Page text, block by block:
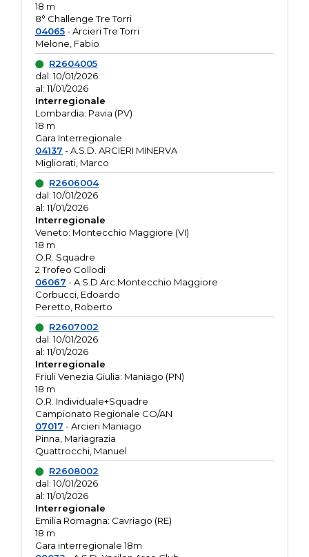
18 m
8° Challenge Tre Torri
04065- Arcieri Tre Torri
Melone, Fabio
R2604005
dal: 10/01/2026
al: 11/01/2026
Interregionale
Lombardia: Pavia (PV)
18 m
Gara Interregionale
04137 - A.S.D. ARCIERI MINERVA
Migliorati, Marco
R2606004
dal: 10/01/2026
al: 11/01/2026
Interregionale
Veneto: Montecchio Maggiore (VI)
18 m
O.R. Squadre
2 Trofeo Collodi
06067 - A.S.D.Arc.Montecchio Maggiore
Corbucci, Edoardo
Peretto, Roberto
R2607002
dal: 10/01/2026
al: 11/01/2026
Interregionale
Friuli Venezia Giulia: Maniago (PN)
18 m
O.R. Individuale+Squadre
Campionato Regionale CO/AN
07017 - Arcieri Maniago
Pinna, Mariagrazia
Quattrocchi, Manuel
R2608002
dal: 10/01/2026
al: 11/01/2026
Interregionale
Emilia Romagna: Cavriago (RE)
18 m
Gara interregionale 18m